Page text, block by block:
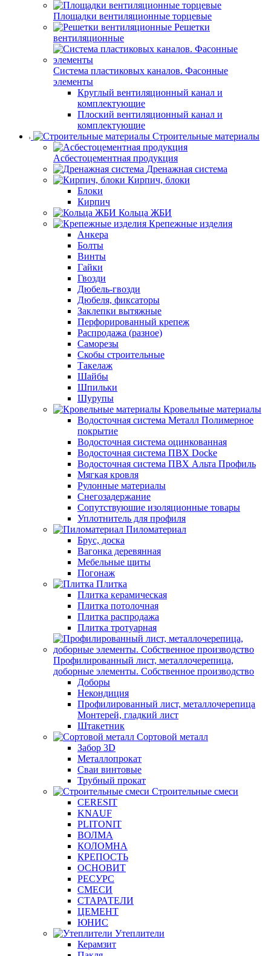
Площадки вентиляционные торцевые
Решетки
вентиляционные
Система пластиковых каналов. Фасонные
элементы
Круглый вентиляционный канал и
комплектующие
Плоский вентиляционный канал и
комплектующие
Строительные материалы
Асбестоцементная продукция
Дренажная система
Кирпич, блоки
Блоки
Кирпич
Кольца ЖБИ
Крепежные изделия
Анкера
Болты
Винты
Гайки
Гвозди
Дюбель-гвозди
Дюбеля, фиксаторы
Заклепки вытяжные
Перфорированный крепеж
Распродажа (разное)
Саморезы
Скобы строительные
Такелаж
Шайбы
Шпильки
Шурупы
Кровельные материалы
Водосточная система Металл Полимерное
покрытие
Водосточная система оцинкованная
Водосточная система ПВХ Docke
Водосточная система ПВХ Альта Профиль
Мягкая кровля
Рулонные материалы
Снегозадержание
Сопутствуюшие изоляционные товары
Уплотнитель для профиля
Пиломатериал
Брус, доска
Вагонка деревянная
Мебельные щиты
Погонаж
Плитка
Плитка керамическая
Плитка потолочная
Плитка распродажа
Плитка тротуарная
Профилированный лист, металлочерепица,
доборные элементы. Собственное производство
Доборы
Некондиция
Профилированный лист, металлочерепица
Монтерей, гладкий лист
Штакетник
Сортовой металл
Забор 3D
Металлопрокат
Сваи винтовые
Трубный прокат
Строительные смеси
CERESIT
KNAUF
PLITONIT
ВОЛМА
КОЛОМНА
КРЕПОСТЬ
ОСНОВИТ
РЕСУРС
СМЕСИ
СТАРАТЕЛИ
ЦЕМЕНТ
ЮНИС
Утеплители
Керамзит